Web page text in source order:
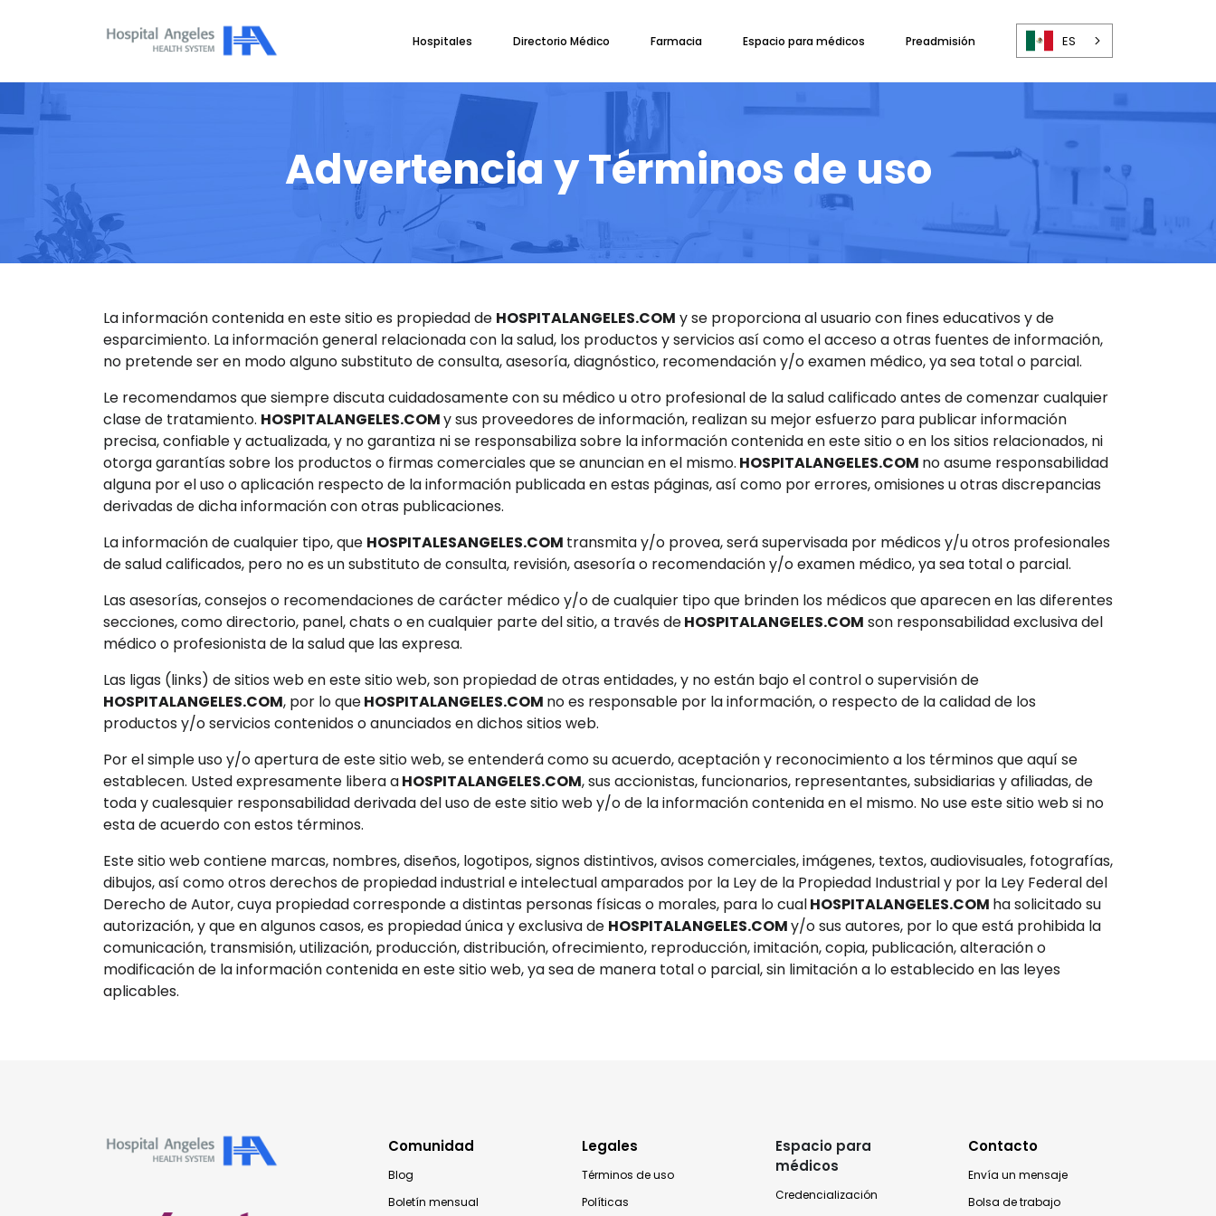
Hospitales Directorio Médico Farmacia Espacio para médicos Preadmisión ES
Advertencia y Términos de uso
La información contenida en este sitio es propiedad de HOSPITALANGELES.COM y se proporciona al usuario con fines educativos y de
esparcimiento. La información general relacionada con la salud, los productos y servicios así como el acceso a otras fuentes de información,
no pretende ser en modo alguno substituto de consulta, asesoría, diagnóstico, recomendación y/o examen médico, ya sea total o parcial.
Le recomendamos que siempre discuta cuidadosamente con su médico u otro profesional de la salud calificado antes de comenzar cualquier
clase de tratamiento. HOSPITALANGELES.COMy sus proveedores de información, realizan su mejor esfuerzo para publicar información
precisa, confiable y actualizada, y no garantiza ni se responsabiliza sobre la información contenida en este sitio o en los sitios relacionados, ni
otorga garantías sobre los productos o firmas comerciales que se anuncian en el mismo. HOSPITALANGELES.COM no asume responsabilidad
alguna por el uso o aplicación respecto de la información publicada en estas páginas, así como por errores, omisiones u otras discrepancias
derivadas de dicha información con otras publicaciones.
La información de cualquier tipo, que HOSPITALESANGELES.COM transmita y/o provea, será supervisada por médicos y/u otros profesionales
de salud calificados, pero no es un substituto de consulta, revisión, asesoría o recomendación y/o examen médico, ya sea total o parcial.
Las asesorías, consejos o recomendaciones de carácter médico y/o de cualquier tipo que brinden los médicos que aparecen en las diferentes
secciones, como directorio, panel, chats o en cualquier parte del sitio, a través deHOSPITALANGELES.COM son responsabilidad exclusiva del
médico o profesionista de la salud que las expresa.
Las ligas (links) de sitios web en este sitio web, son propiedad de otras entidades, y no están bajo el control o supervisión de
HOSPITALANGELES.COM, por lo queHOSPITALANGELES.COM no es responsable por la información, o respecto de la calidad de los
productos y/o servicios contenidos o anunciados en dichos sitios web.
Por el simple uso y/o apertura de este sitio web, se entenderá como su acuerdo, aceptación y reconocimiento a los términos que aquí se
establecen. Usted expresamente libera aHOSPITALANGELES.COM, sus accionistas, funcionarios, representantes, subsidiarias y afiliadas, de
toda y cualesquier responsabilidad derivada del uso de este sitio web y/o de la información contenida en el mismo. No use este sitio web si no
esta de acuerdo con estos términos.
Este sitio web contiene marcas, nombres, diseños, logotipos, signos distintivos, avisos comerciales, imágenes, textos, audiovisuales, fotografías,
dibujos, así como otros derechos de propiedad industrial e intelectual amparados por la Ley de la Propiedad Industrial y por la Ley Federal del
Derecho de Autor, cuya propiedad corresponde a distintas personas físicas o morales, para lo cualHOSPITALANGELES.COM ha solicitado su
autorización, y que en algunos casos, es propiedad única y exclusiva de HOSPITALANGELES.COMy/o sus autores, por lo que está prohibida la
comunicación, transmisión, utilización, producción, distribución, ofrecimiento, reproducción, imitación, copia, publicación, alteración o
modificación de la información contenida en este sitio web, ya sea de manera total o parcial, sin limitación a lo establecido en las leyes
aplicables.
Comunidad
Blog
Boletín mensual
Legales
Términos de uso
Políticas
Espacio para
médicos
Credencialización
Contacto
Envía un mensaje
Bolsa de trabajo